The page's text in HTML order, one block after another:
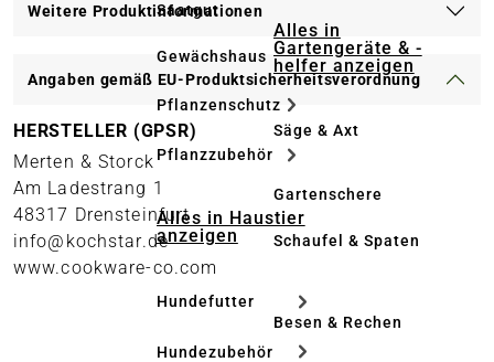
Saatgut
Gewächshaus
Pflanzenschutz
Pflanzzubehör
Alles in Haustier
anzeigen
Hundefutter
Hundezubehör
Alles in
Gartengeräte & -
helfer anzeigen
Säge & Axt
Gartenschere
Schaufel & Spaten
Besen & Rechen
Weitere Produktinformationen
Angaben gemäß EU-Produktsicherheitsverordnung
HERSTELLER (GPSR)
Merten & Storck
Am Ladestrang 1
48317 Drensteinfurt
info@kochstar.de
www.cookware-co.com